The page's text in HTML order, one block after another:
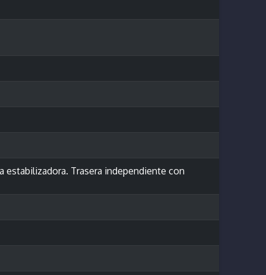
estabilizadora. Trasera independiente con